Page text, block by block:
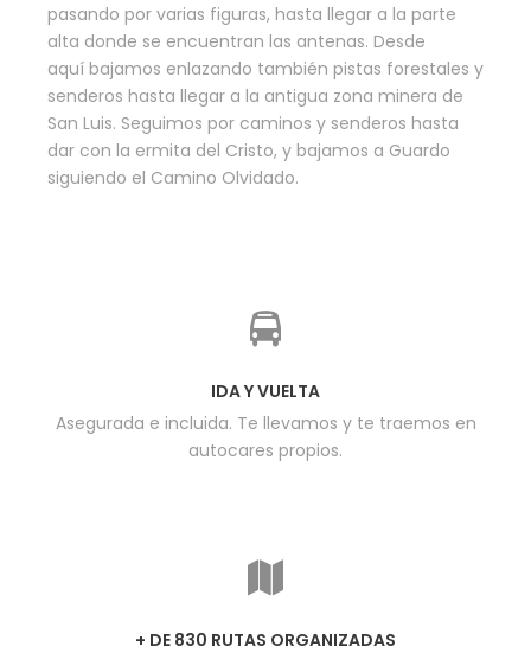
pasando por varias figuras, hasta llegar a la parte
alta donde se encuentran las antenas. Desde
aquí bajamos enlazando también pistas forestales y
senderos hasta llegar a la antigua zona minera de
San Luis. Seguimos por caminos y senderos hasta
dar con la ermita del Cristo, y bajamos a Guardo
siguiendo el Camino Olvidado.
IDA Y VUELTA
Asegurada e incluida. Te llevamos y te traemos en
autocares propios.
+ DE 830 RUTAS ORGANIZADAS